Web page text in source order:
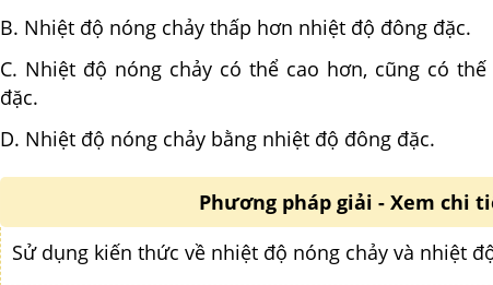
B. Nhiệt độ nóng chảy thấp hơn nhiệt độ đông đặc.
C. Nhiệt độ nóng chảy có thể cao hơn, cũng có
đặc.
D. Nhiệt độ nóng chảy bằng nhiệt độ đông đặc.
Phương pháp giải - Xem chi
Sử dụng kiến thức về nhiệt độ nóng chảy và nhiệt